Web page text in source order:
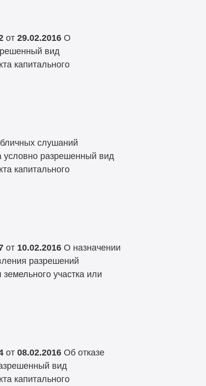
от29.02.2016 О
вид
капитального
слушаний
условно разрешенный вид
капитального
от 10.02.2016 О назначении
разрешений
участка или
от08.02.2016 Об отказе
вид
капитального